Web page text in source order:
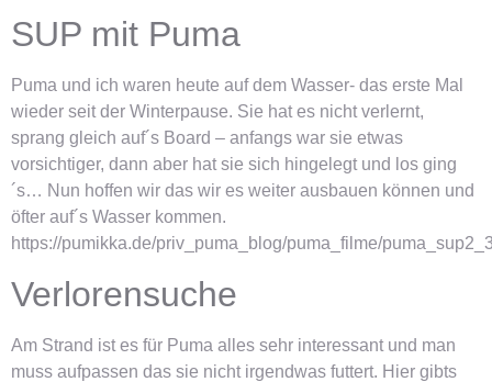
SUP mit Puma
Puma und ich waren heute auf dem Wasser- das erste Mal
wieder seit der Winterpause. Sie hat es nicht verlernt,
sprang gleich auf´s Board – anfangs war sie etwas
vorsichtiger, dann aber hat sie sich hingelegt und los ging
´s… Nun hoffen wir das wir es weiter ausbauen können und
öfter auf´s Wasser kommen.
https://pumikka.de/priv_puma_blog/puma_filme/
Verlorensuche
Am Strand ist es für Puma alles sehr interessant und man
muss aufpassen das sie nicht irgendwas futtert. Hier gibts